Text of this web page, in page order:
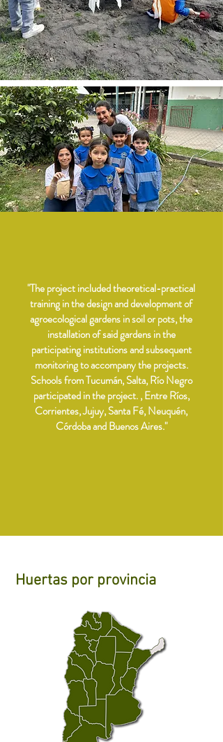
"The project included theoretical-practical
training in the design and development of
agroecological gardens in soil or pots, the
installation of said gardens in the
participating institutions and subsequent
monitoring to accompany the projects.
Schools from Tucumán, Salta, Río Negro
participated in the project. , Entre Ríos,
Corrientes, Jujuy, Santa Fé, Neuquén,
Córdoba and Buenos Aires."
Huertas por provincia